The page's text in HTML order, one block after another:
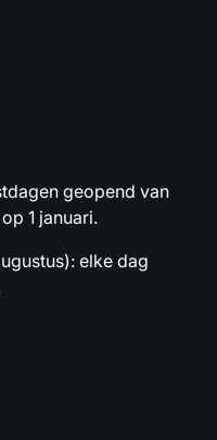
geopend van
1 januari.
elke dag